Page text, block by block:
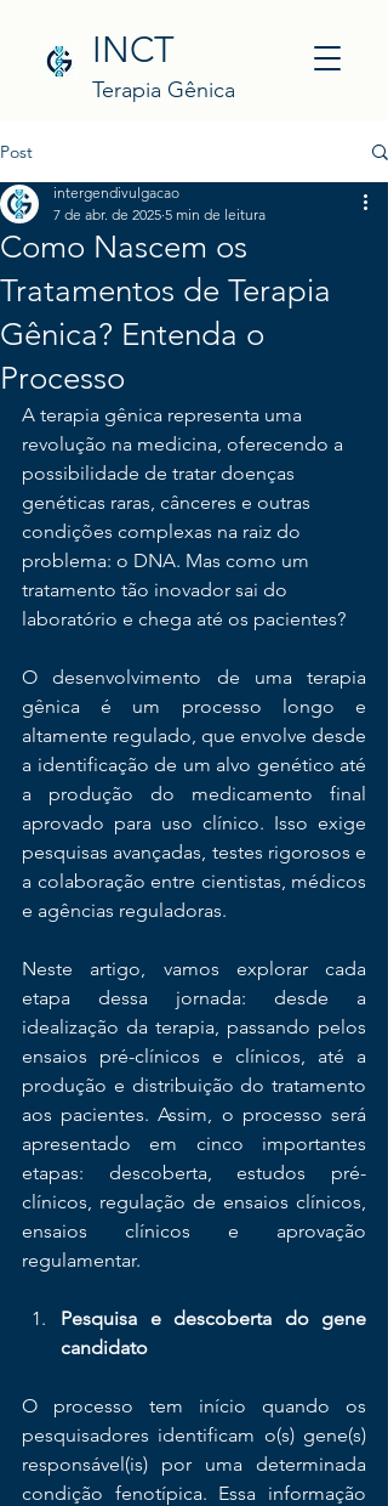
INCT
Terapia Gênica
Post
Como Nascem os
Tratamentos de Terapia
Gênica? Entenda o
Processo
intergendivulgacao
7 de abr. de 2025 5 min de leitura
A terapia gênica representa uma
revolução na medicina, oferecendo a
possibilidade de tratar doenças
genéticas raras, cânceres e outras
condições complexas na raiz do
problema: o DNA. Mas como um
tratamento tão inovador sai do
laboratório e chega até os pacientes?
O desenvolvimento de uma terapia
gênica é um processo longo e
altamente regulado, que envolve desde
a identificação de um alvo genético até
a produção do medicamento final
aprovado para uso clínico. Isso exige
pesquisas avançadas, testes rigorosos e
a colaboração entre cientistas, médicos
e agências reguladoras.
Neste artigo, vamos explorar cada
etapa dessa jornada: desde a
idealização da terapia, passando pelos
ensaios pré-clínicos e clínicos, até a
produção e distribuição do tratamento
aos pacientes. Assim, o processo será
apresentado em cinco importantes
etapas: descoberta, estudos pré-
clínicos, regulação de ensaios clínicos,
ensaios clínicos e aprovação
regulamentar.
Pesquisa e descoberta do gene
candidato
O processo tem início quando os
pesquisadores identificam o(s) gene(s)
responsável(is) por uma determinada
condição fenotípica. Essa informação